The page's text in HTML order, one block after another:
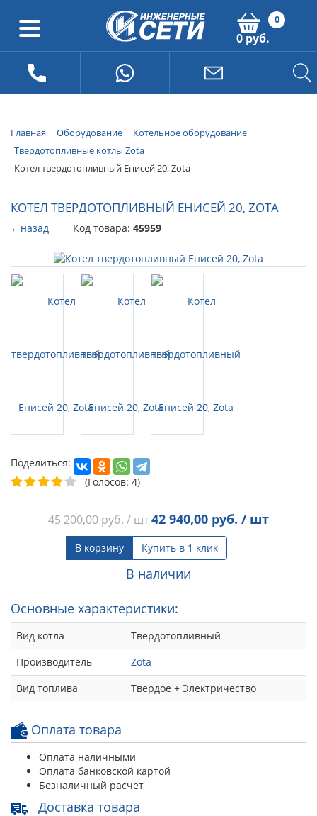
0
0 руб.
Главная Оборудование
Котельное оборудование
Твердотопливные котлы Zota
Котел твердотопливный Енисей 20, Zota
КОТЕЛ ТВЕРДОТОПЛИВНЫЙ ЕНИСЕЙ 20, ZOTA
←назад Код товара: 45959
Поделиться:
(Голосов: 4)
45 200,00руб. / шт42 940,00 руб. / шт
В корзину Купить в 1 клик
В наличии
Основные характеристики:
Вид котла
Твердотопливный
Производитель
Zota
Вид топлива
Твердое + Электричество
Оплата товара
Оплата наличными
Оплата банковской картой
Безналичный расчет
Доставка товара